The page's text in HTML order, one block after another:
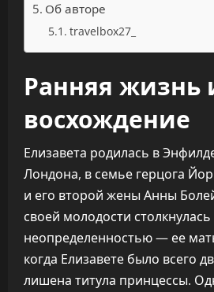
Об авторе
travelbox27_
Ранняя жизнь
восхождение
Елизавета родилась в
Лондона, в семье герцога
и его второй жены Анны
своей молодости
неопределенностью — ее
когда Елизавете было всего
лишена титула принцессы.